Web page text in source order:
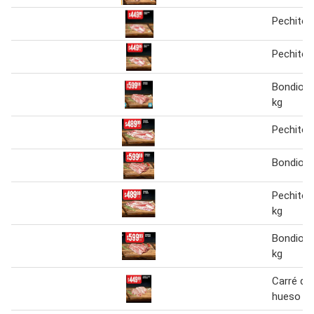
Pechito
Pechito
kg
Pechito
Pechito
kg
kg
Carré
hueso x